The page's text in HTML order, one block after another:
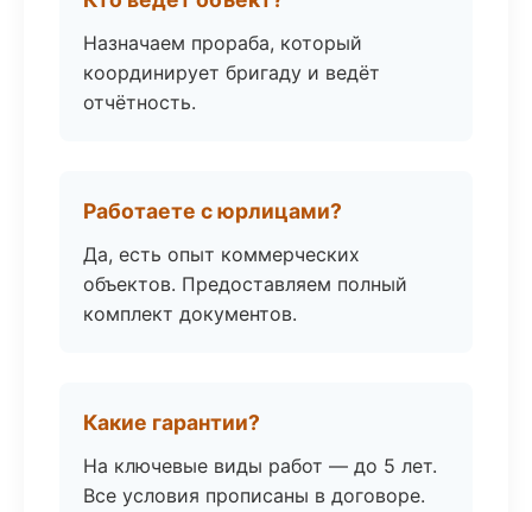
Назначаем прораба, который
координирует бригаду и ведёт
отчётность.
Работаете с юрлицами?
Да, есть опыт коммерческих
объектов. Предоставляем полный
комплект документов.
Какие гарантии?
На ключевые виды работ — до 5 лет.
Все условия прописаны в договоре.